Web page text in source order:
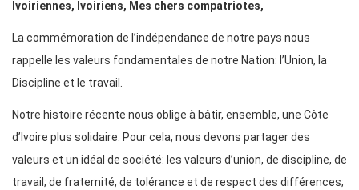
Ivoiriennes, Ivoiriens, Mes chers compatriotes,
La commémoration de l’indépendance de notre pays nous
rappelle les valeurs fondamentales de notre Nation: l’Union, la
Discipline et le travail.
Notre histoire récente nous oblige à bâtir, ensemble, une Côte
d’Ivoire plus solidaire. Pour cela, nous devons partager des
valeurs et un idéal de société: les valeurs d’union, de discipline, de
travail; de fraternité, de tolérance et de respect des différences;